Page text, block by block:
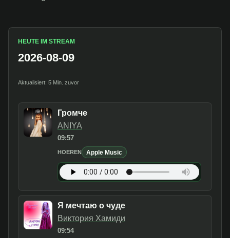
HEUTE IM STREAM
2026-08-09
Aktualisiert: 5 Min. zuvor
Громче
ANIYA
09:57
HOEREN Apple Music
Я мечтаю о чуде
Виктория Хамиди
09:54